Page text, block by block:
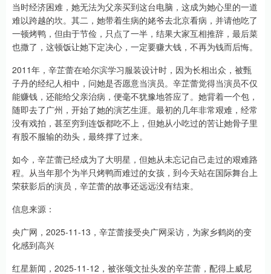
当时经济困难，她无法为父亲买到这台电脑，这成为她心里的一道
难以跨越的坎。其二，她带着生病的姥爷去北京看病，并请他吃了
一顿烤鸭，但由于节俭，只点了一半，结果大家互相推辞，最后菜
也撒了，这顿饭让她下定决心，一定要赚大钱，不再为钱而后悔。
2011年，辛芷蕾在哈尔滨学习服装设计时，因为长相出众，被甄
子丹的经纪人相中，问她是否愿意当演员。辛芷蕾觉得当演员不仅
能赚钱，还能给父亲治病，便毫不犹豫地答应了。她背着一个包，
随即去了广州，开始了她的演艺生涯。最初的几年非常艰难，经常
没有戏拍，甚至穷到连饭都吃不上，但她从小吃过的苦让她骨子里
有股不服输的劲头，最终撑了过来。
如今，辛芷蕾已经成为了大明星，但她从未忘记自己走过的艰难路
程。从当年那个为半只烤鸭而难过的女孩，到今天站在国际舞台上
荣获影后的演员，辛芷蕾的故事还远远没有结束。
信息来源：
央广网，2025-11-13，辛芷蕾接受央广网采访，为家乡鹤岗的变
化感到高兴
红星新闻，2025-11-12，被张颂文扯头发的辛芷蕾，配得上威尼